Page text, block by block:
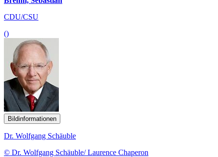
CDU/CSU
()
Bildinformationen
Dr. Wolfgang Schäuble
© Dr. Wolfgang Schäuble/ Laurence Chaperon